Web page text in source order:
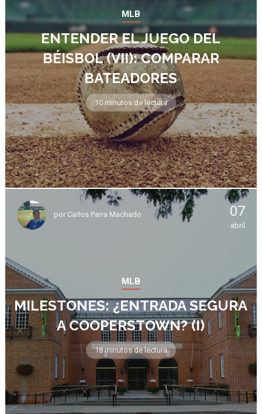
MLB
ENTENDER EL JUEGO DEL
BÉISBOL (VII): COMPARAR
BATEADORES
10 minutos de lectura
por Carlos Parra Machado 07
abril
MLB
MILESTONES: ¿ENTRADA SEGURA
A COOPERSTOWN? (I)
18 minutos de lectura